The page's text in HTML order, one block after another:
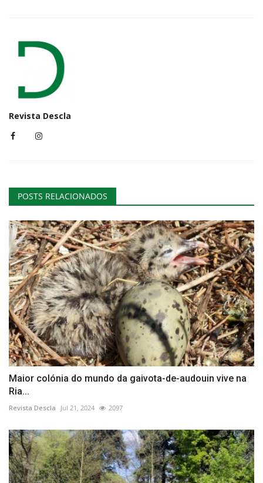
Revista Descla
POSTS RELACIONADOS
Maior colónia do mundo da gaivota-de-audouin vive na
Ria...
Revista Descla Jul 21, 2024 2097